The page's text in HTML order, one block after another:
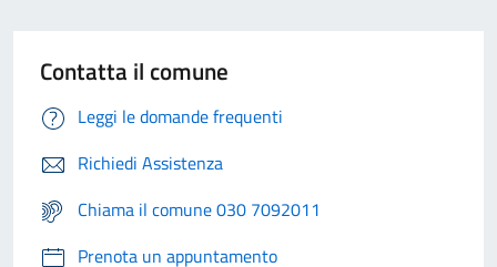
Contatta il comune
Leggi le domande frequenti
Richiedi Assistenza
Chiama il comune 030 7092011
Prenota un appuntamento